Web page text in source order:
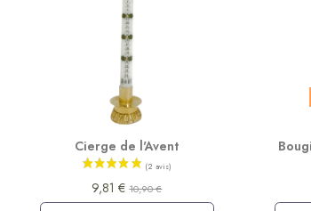
Cierge de l'Avent
9,81 €10,90 €